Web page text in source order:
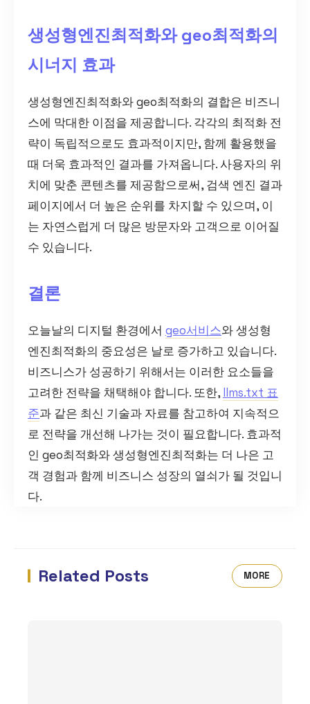
생성형엔진최적화와 geo최적화의
시너지 효과
생성형엔진최적화와 geo최적화의 결합은 비즈니
스에 막대한 이점을 제공합니다. 각각의 최적화 전
략이 독립적으로도 효과적이지만, 함께 활용했을
때 더욱 효과적인 결과를 가져옵니다. 사용자의 위
치에 맞춘 콘텐츠를 제공함으로써, 검색 엔진 결과
페이지에서 더 높은 순위를 차지할 수 있으며, 이
는 자연스럽게 더 많은 방문자와 고객으로 이어질
수 있습니다.
결론
오늘날의 디지털 환경에서 geo서비스와 생성형
엔진최적화의 중요성은 날로 증가하고 있습니다.
비즈니스가 성공하기 위해서는 이러한 요소들을
고려한 전략을 채택해야 합니다. 또한, llms.txt 표
준과 같은 최신 기술과 자료를 참고하여 지속적으
로 전략을 개선해 나가는 것이 필요합니다. 효과적
인 geo최적화와 생성형엔진최적화는 더 나은 고
객 경험과 함께 비즈니스 성장의 열쇠가 될 것입니
다.
Related Posts MORE